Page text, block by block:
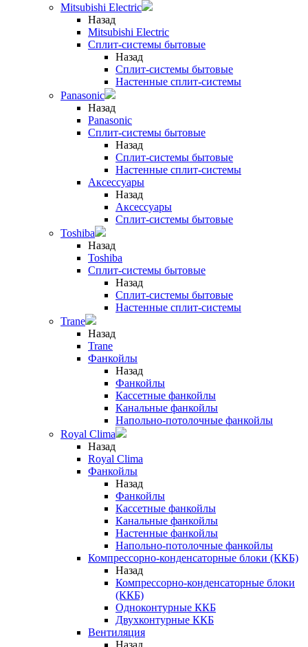
Mitsubishi Electric
Назад
Mitsubishi Electric
Сплит-системы бытовые
Назад
Сплит-системы бытовые
Настенные сплит-системы
Panasonic
Назад
Panasonic
Сплит-системы бытовые
Назад
Сплит-системы бытовые
Настенные сплит-системы
Аксессуары
Назад
Аксессуары
Сплит-системы бытовые
Toshiba
Назад
Toshiba
Сплит-системы бытовые
Назад
Сплит-системы бытовые
Настенные сплит-системы
Trane
Назад
Trane
Фанкойлы
Назад
Фанкойлы
Кассетные фанкойлы
Канальные фанкойлы
Напольно-потолочные фанкойлы
Royal Clima
Назад
Royal Clima
Фанкойлы
Назад
Фанкойлы
Кассетные фанкойлы
Канальные фанкойлы
Настенные фанкойлы
Напольно-потолочные фанкойлы
Компрессорно-конденсаторные блоки (ККБ)
Назад
Компрессорно-конденсаторные блоки
(ККБ)
Одноконтурные ККБ
Двухконтурные ККБ
Вентиляция
Назад